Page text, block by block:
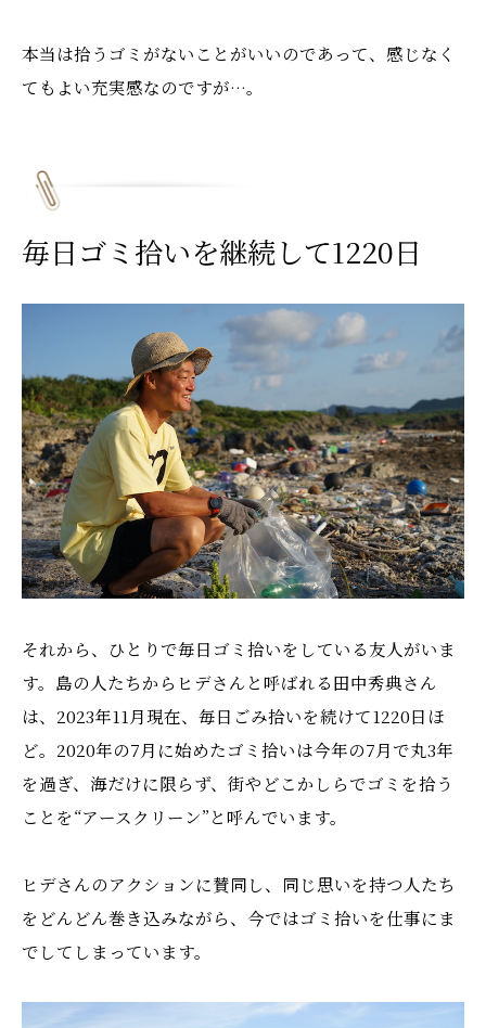
本当は拾うゴミがないことがいいのであって、感じなく
てもよい充実感なのですが…。
毎日ゴミ拾いを継続して1220日
それから、ひとりで毎日ゴミ拾いをしている友人がいま
す。島の人たちからヒデさんと呼ばれる田中秀典さん
は、2023年11月現在、毎日ごみ拾いを続けて1220日ほ
ど。2020年の7月に始めたゴミ拾いは今年の7月で丸3年
を過ぎ、海だけに限らず、街やどこかしらでゴミを拾う
ことを“アースクリーン”と呼んでいます。
ヒデさんのアクションに賛同し、同じ思いを持つ人たち
をどんどん巻き込みながら、今ではゴミ拾いを仕事にま
でしてしまっています。